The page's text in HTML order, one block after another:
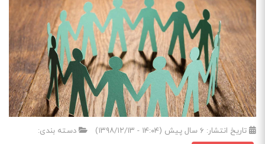
تاریخ انتشار: ۶ سال پیش (۱۴:۰۴ - ۱۳۹۸/۱۲/۱۳) دسته بندی: